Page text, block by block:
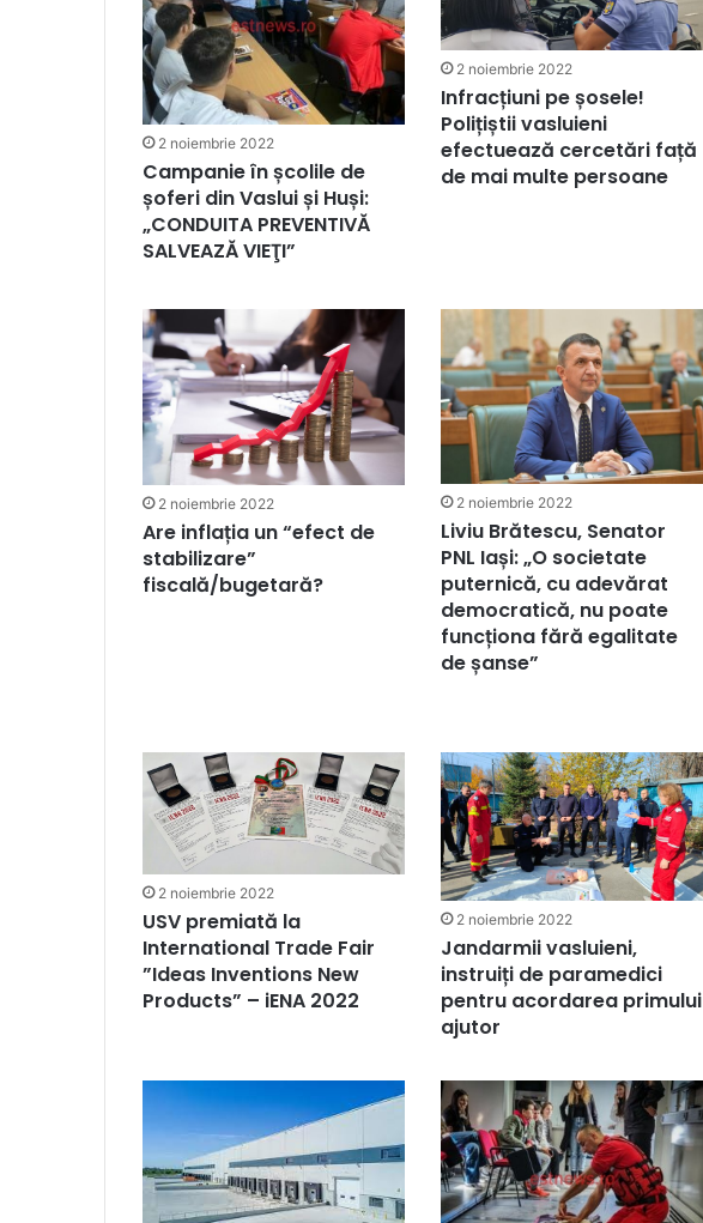
2 noiembrie 2022
Campanie în școlile de
șoferi din Vaslui și Huși:
„CONDUITA PREVENTIVĂ
SALVEAZĂ VIEŢI”
2 noiembrie 2022
Infracțiuni pe șosele!
Polițiștii vasluieni
efectuează cercetări față
de mai multe persoane
2 noiembrie 2022
Are inflația un “efect de
stabilizare”
fiscală/bugetară?
2 noiembrie 2022
Liviu Brătescu, Senator
PNL Iași: „O societate
puternică, cu adevărat
democratică, nu poate
funcționa fără egalitate
de șanse”
2 noiembrie 2022
USV premiată la
International Trade Fair
”Ideas Inventions New
Products” – iENA 2022
2 noiembrie 2022
Jandarmii vasluieni,
instruiți de paramedici
pentru acordarea primului
ajutor